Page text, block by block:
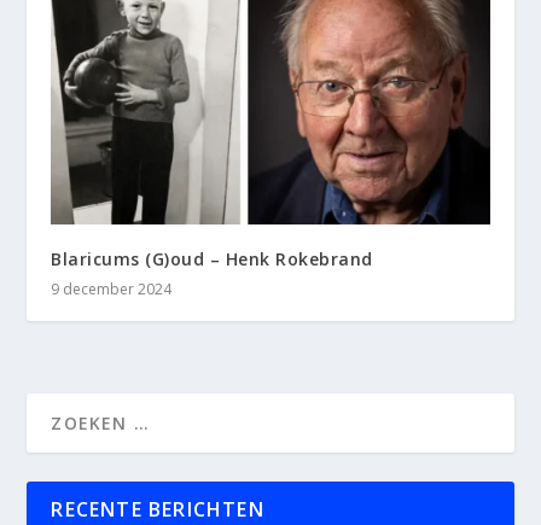
Blaricums (G)oud – Henk Rokebrand
9 december 2024
RECENTE BERICHTEN